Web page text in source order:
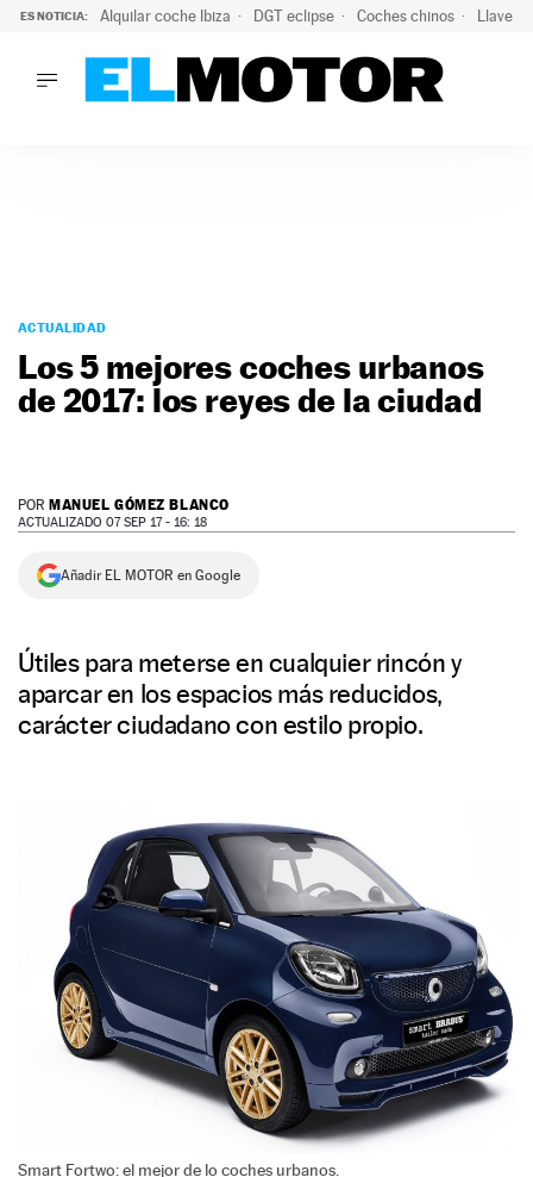
ES NOTICIA: Alquilar coche Ibiza DGT eclipse Coches chinos Llaves
PODCAST
MOTOS
TECNOLOGÍA
SERVICIOS
NEWSLETTER
ACTUALIDAD
Los 5 mejores coches urbanos
de 2017: los reyes de la ciudad
POR MANUEL GÓMEZ BLANCO
ACTUALIZADO 07 SEP 17 - 16: 18
Añadir EL MOTOR en Google
Útiles para meterse en cualquier rincón y
aparcar en los espacios más reducidos,
carácter ciudadano con estilo propio.
Smart Fortwo: el mejor de lo coches urbanos.